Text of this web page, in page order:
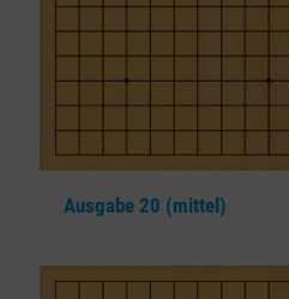
Ausgabe 20 (mittel)